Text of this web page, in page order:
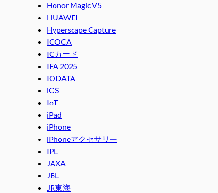
Honor Magic V5
HUAWEI
Hyperscape Capture
ICOCA
ICカード
IFA 2025
IODATA
iOS
IoT
iPad
iPhone
iPhoneアクセサリー
IPL
JAXA
JBL
JR東海